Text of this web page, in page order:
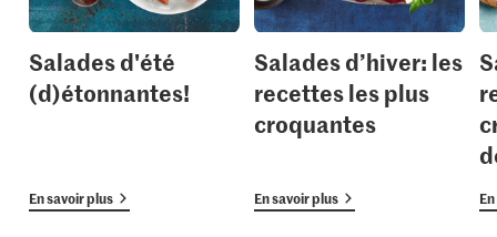
Salades d'été
(d)étonnantes!
En savoir plus
Salades d’hiver: les
recettes les plus
croquantes
En savoir plus